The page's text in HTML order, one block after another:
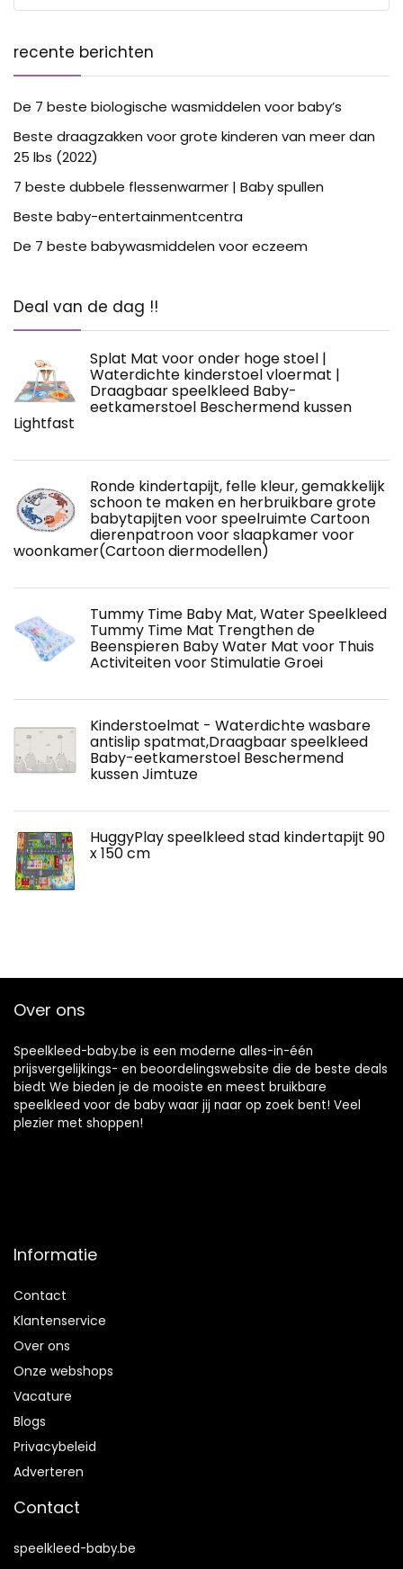
recente berichten
De 7 beste biologische wasmiddelen voor baby’s
Beste draagzakken voor grote kinderen van meer dan
25 lbs (2022)
7 beste dubbele flessenwarmer | Baby spullen
Beste baby-entertainmentcentra
De 7 beste babywasmiddelen voor eczeem
Deal van de dag !!
Splat Mat voor onder hoge stoel |
Waterdichte kinderstoel vloermat |
Draagbaar speelkleed Baby-
eetkamerstoel Beschermend kussen
Lightfast
Ronde kindertapijt, felle kleur, gemakkelijk
schoon te maken en herbruikbare grote
babytapijten voor speelruimte Cartoon
dierenpatroon voor slaapkamer voor
woonkamer(Cartoon diermodellen)
Tummy Time Baby Mat, Water Speelkleed
Tummy Time Mat Trengthen de
Beenspieren Baby Water Mat voor Thuis
Activiteiten voor Stimulatie Groei
Kinderstoelmat - Waterdichte wasbare
antislip spatmat,Draagbaar speelkleed
Baby-eetkamerstoel Beschermend
kussen Jimtuze
HuggyPlay speelkleed stad kindertapijt 90
x 150 cm
Over ons
Speelkleed-baby.be is een moderne alles-in-één
prijsvergelijkings- en beoordelingswebsite die de beste deals
biedt We bieden je de mooiste en meest bruikbare
speelkleed voor de baby waar jij naar op zoek bent! Veel
plezier met shoppen!
Informatie
Contact
Klantenservice
Over ons
Onze webshops
Vacature
Blogs
Privacybeleid
Adverteren
Contact
speelkleed-baby.be